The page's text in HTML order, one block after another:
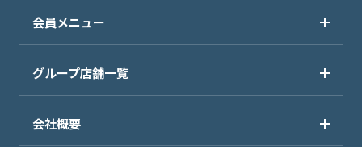
会員メニュー
グループ店舗一覧
会社概要